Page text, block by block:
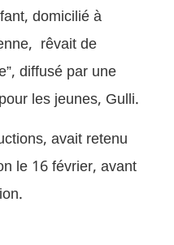
domicilié à
rêvait de
diffusé par une
les jeunes, Gulli.
avait retenu
le 16 février, avant